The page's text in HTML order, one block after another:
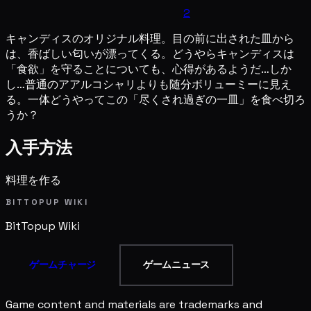
2
キャンディスのオリジナル料理。目の前に出された皿から
は、香ばしい匂いが漂ってくる。どうやらキャンディスは
「食欲」を守ることについても、心得があるようだ…しか
し…普通のアアルコシャリよりも随分ボリューミーに見え
る。一体どうやってこの「尽くされ過ぎの一皿」を食べ切ろ
うか？
入手方法
料理を作る
BITTOPUP WIKI
BitTopup Wiki
ゲームチャージ ゲームニュース
Game content and materials are trademarks and